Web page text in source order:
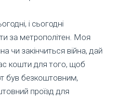
і сьогодні
за метрополітен. Моя
чи закінчиться війна, дай
кошти для того, щоб
був безкоштовним,
проїзд для